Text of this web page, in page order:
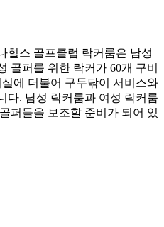
힐스 골프클럽 락커룸은 남성
골퍼를 위한 락커가 60개 구비
에 더불어 구두닦이 서비스와
다. 남성 락커룸과 여성 락커룸
퍼들을 보조할 준비가 되어 있